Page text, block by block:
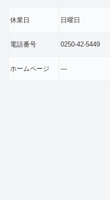
休業日 日曜日
電話番号 0250-42-5449
ホームページ ―